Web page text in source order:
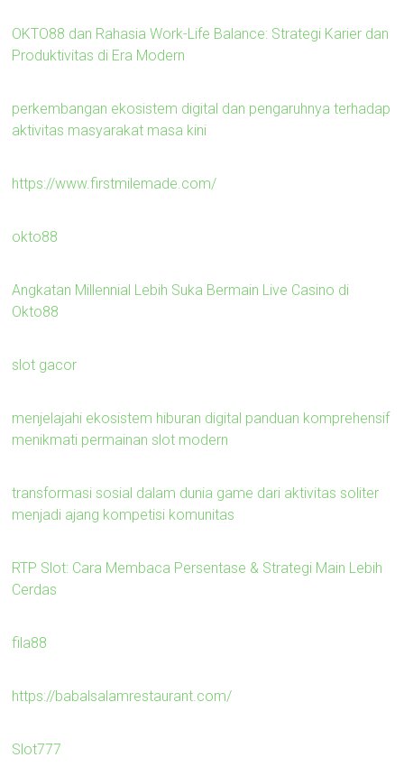
OKTO88 dan Rahasia Work-Life Balance: Strategi Karier dan
Produktivitas di Era Modern
perkembangan ekosistem digital dan pengaruhnya terhadap
aktivitas masyarakat masa kini
https://www.firstmilemade.com/
okto88
Angkatan Millennial Lebih Suka Bermain Live Casino di
Okto88
slot gacor
menjelajahi ekosistem hiburan digital panduan komprehensif
menikmati permainan slot modern
transformasi sosial dalam dunia game dari aktivitas soliter
menjadi ajang kompetisi komunitas
RTP Slot: Cara Membaca Persentase & Strategi Main Lebih
Cerdas
fila88
https://babalsalamrestaurant.com/
Slot777